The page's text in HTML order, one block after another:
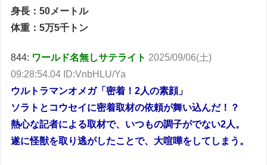
身長：50メートル
体重：5万5千トン
844: ワールド名無しサテライト 2025/09/06(土)
09:28:54.04 ID:VnbHLU/Ya
ウルトラマンオメガ「密着！2人の素顔」
ソラトとコウセイに密着取材の依頼が舞い込んだ！？
熱心な記者による取材で、いつもの調子がでない2人。
遂に怪獣を取り逃がしたことで、大喧嘩をしてしまう。